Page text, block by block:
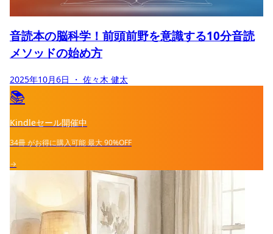
音読本の脳科学！前頭前野を意識する10分音読
メソッドの始め方
2025年10月6日 ・ 佐々木 健太
📚
Kindleセール開催中
34冊がお得に購入可能最大90%OFF
→